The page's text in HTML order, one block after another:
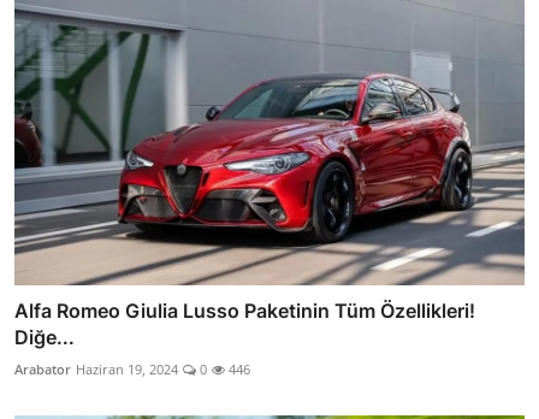
Alfa Romeo Giulia Lusso Paketinin Tüm Özellikleri!
Diğe...
Arabator Haziran 19, 2024 0 446